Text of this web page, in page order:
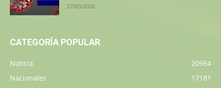
27/03/2020
CATEGORÍA POPULAR
Noticia
20954
Nacionales
17181